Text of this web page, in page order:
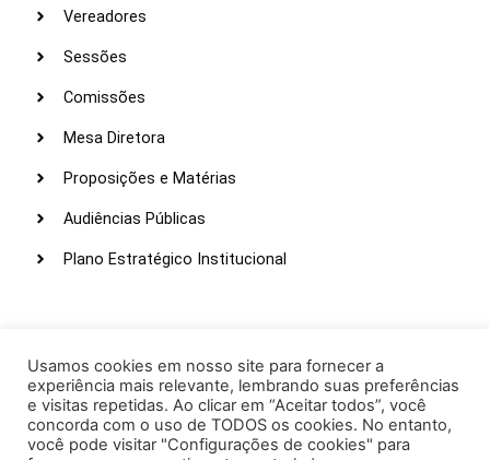
Vereadores
Sessões
Comissões
Mesa Diretora
Proposições e Matérias
Audiências Públicas
Plano Estratégico Institucional
Webmail
Intranet
Administração
Usamos cookies em nosso site para fornecer a
experiência mais relevante, lembrando suas preferências
e visitas repetidas. Ao clicar em “Aceitar todos”, você
concorda com o uso de TODOS os cookies. No entanto,
você pode visitar "Configurações de cookies" para